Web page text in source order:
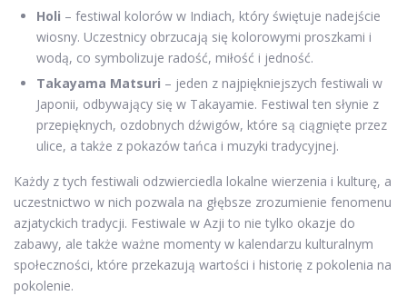
Holi – festiwal kolorów w Indiach, który świętuje nadejście
wiosny. Uczestnicy obrzucają się kolorowymi proszkami i
wodą, co symbolizuje radość, miłość i jedność.
Takayama Matsuri – jeden z najpiękniejszych festiwali w
Japonii, odbywający się w Takayamie. Festiwal ten słynie z
przepięknych, ozdobnych dźwigów, które są ciągnięte przez
ulice, a także z pokazów tańca i muzyki tradycyjnej.
Każdy z tych festiwali odzwierciedla lokalne wierzenia i kulturę, a
uczestnictwo w nich pozwala na głębsze zrozumienie fenomenu
azjatyckich tradycji. Festiwale w Azji to nie tylko okazje do
zabawy, ale także ważne momenty w kalendarzu kulturalnym
społeczności, które przekazują wartości i historię z pokolenia na
pokolenie.